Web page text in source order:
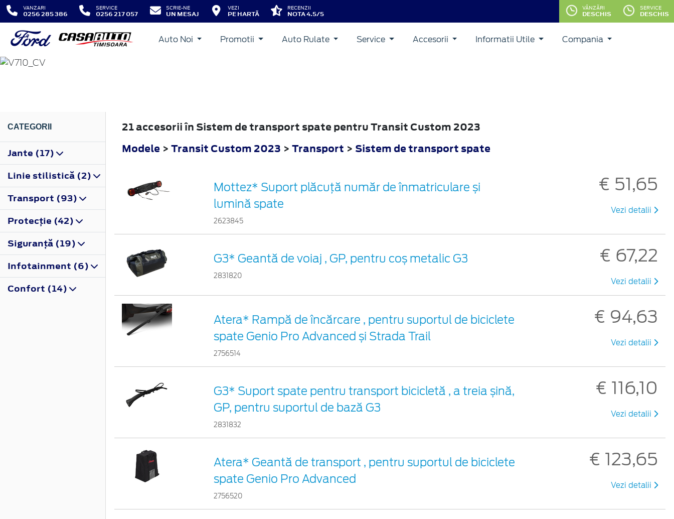
VANZARI
0256 285 386
SERVICE
0256 217 057
SCRIE-NE
UN MESAJ
VEZI
PE HARTĂ
RECENZII
NOTA 4.5/5
VÂNZĂRI
DESCHIS
SERVICE
DESCHIS
Auto Noi Promotii Auto Rulate Service Accesorii Informatii Utile Compania
TRANSIT CUSTOM
CATEGORII
Jante (17)
Linie stilistică (2)
Transport (93)
Protecţie (42)
Siguranţă (19)
Infotainment (6)
Confort (14)
21 accesorii în Sistem de transport spate pentru Transit Custom 2023
Modele > Transit Custom 2023 > Transport > Sistem de transport spate
Mottez* Suport plăcuță număr de înmatriculare și
lumină spate
2623845
€ 51,65
Vezi detalii
G3* Geantă de voiaj , GP, pentru coș metalic G3
2831820
€ 67,22
Vezi detalii
Atera* Rampă de încărcare , pentru suportul de biciclete
spate Genio Pro Advanced și Strada Trail
2756514
€ 94,63
Vezi detalii
G3* Suport spate pentru transport bicicletă , a treia șină,
GP, pentru suportul de bază G3
2831832
€ 116,10
Vezi detalii
Atera* Geantă de transport , pentru suportul de biciclete
spate Genio Pro Advanced
2756520
€ 123,65
Vezi detalii